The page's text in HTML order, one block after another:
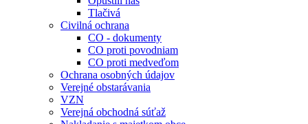
Tlačivá
Civilná ochrana
CO - dokumenty
CO proti povodniam
CO proti medveďom
Ochrana osobných údajov
Verejné obstarávania
VZN
Verejná obchodná súťaž